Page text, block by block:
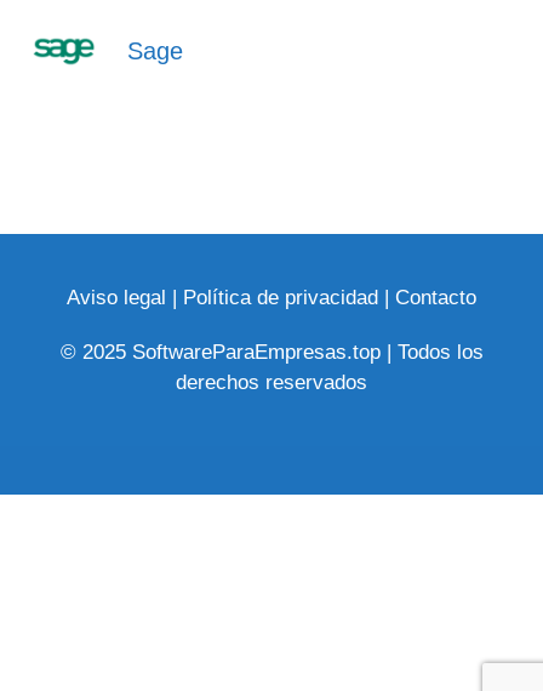
Sage
Aviso legal | Política de privacidad | Contacto
© 2025 SoftwareParaEmpresas.top | Todos los
derechos reservados